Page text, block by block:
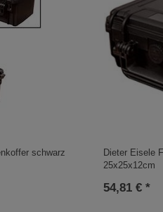
schwarz
Dieter Eisele
25x25x12cm
54,81 € *